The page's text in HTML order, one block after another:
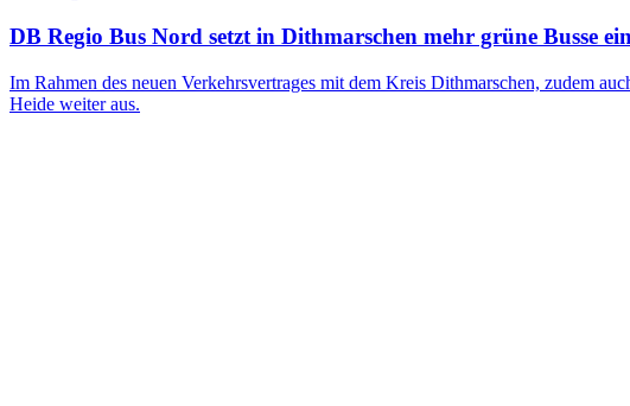
DB Regio Bus Nord setzt in Dithmarschen mehr grüne Busse ein
Im Rahmen des neuen Verkehrsvertrages mit dem Kreis Dithmarschen, zudem
Heide weiter aus.